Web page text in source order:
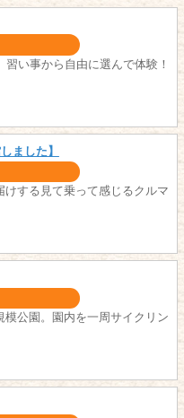
習い事から自由に選んで体験！
ました】
けする見て乗って感じるクルマ
模公園。園内を一周サイクリン